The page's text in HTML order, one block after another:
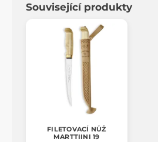
Související produkty
FILETOVACÍ NŮŽ
MARTTIINI 19